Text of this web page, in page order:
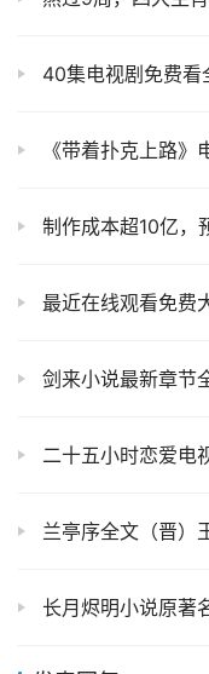
40集电视剧免费看全集在线
《带着扑克上路》电影
制作成本超10亿，预售
最近在线观看免费大
剑来小说最新章节
二十五小时恋爱电视
兰亭序全文（晋）
长月烬明小说原著名